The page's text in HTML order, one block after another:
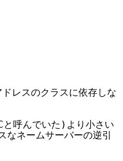
レスのクラスに依存しな
呼んでいた)より小さい
ネームサーバーの逆引